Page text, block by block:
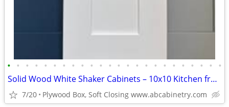
• • • • • • • • • • • • • • • • • • • • • • • •
Solid Wood White Shaker Cabinets – 10x10 Kitchen from $1,950+ (Free De
7/20 Plywood Box, Soft Closing www.abcabinetry.com